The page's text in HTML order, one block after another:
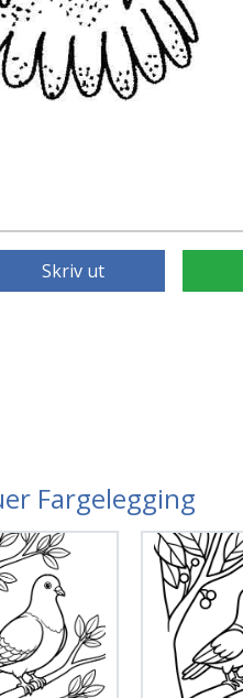
Skriv ut
Fargelegging